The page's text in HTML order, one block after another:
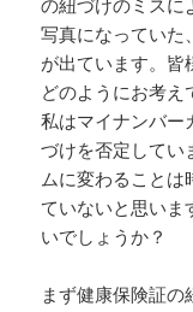
の紐づけのミスに
写真になっていた
が出ています。皆
どのようにお考え
私はマイナンバー
づけを否定してい
ムに変わることは
ていないと思いま
いでしょうか？
まず健康保険証